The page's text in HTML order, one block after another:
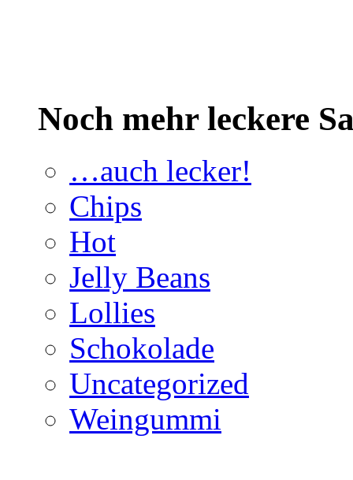
Noch mehr leckere
…auch lecker!
Chips
Hot
Jelly Beans
Lollies
Schokolade
Uncategorized
Weingummi